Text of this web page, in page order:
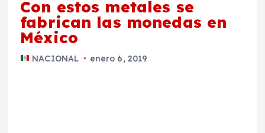
Con estos metales se
fabrican las monedas en
México
NACIONAL enero 6, 2019